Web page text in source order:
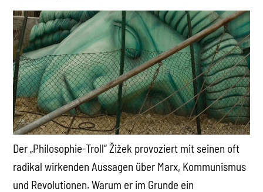
Der „Philosophie-Troll“ Žižek provoziert mit seinen oft
radikal wirkenden Aussagen über Marx, Kommunismus
und Revolutionen. Warum er im Grunde ein